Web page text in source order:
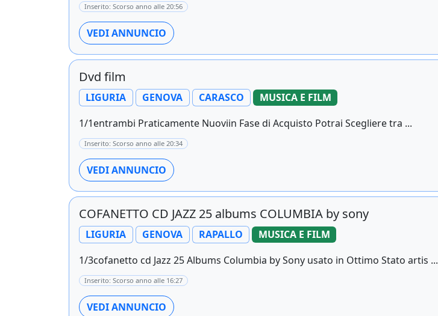
Inserito: Scorso anno alle 20:56
VEDI ANNUNCIO
Dvd film
LIGURIA GENOVA CARASCO
MUSICA E FILM
1/1entrambi Praticamente Nuoviin Fase di Acquisto Potrai Scegliere tra ...
Inserito: Scorso anno alle 20:34
VEDI ANNUNCIO
COFANETTO CD JAZZ 25 albums COLUMBIA by sony
LIGURIA GENOVA RAPALLO
MUSICA E FILM
1/3cofanetto cd Jazz 25 Albums Columbia by Sony usato in Ottimo Stato artis ...
Inserito: Scorso anno alle 16:27
VEDI ANNUNCIO